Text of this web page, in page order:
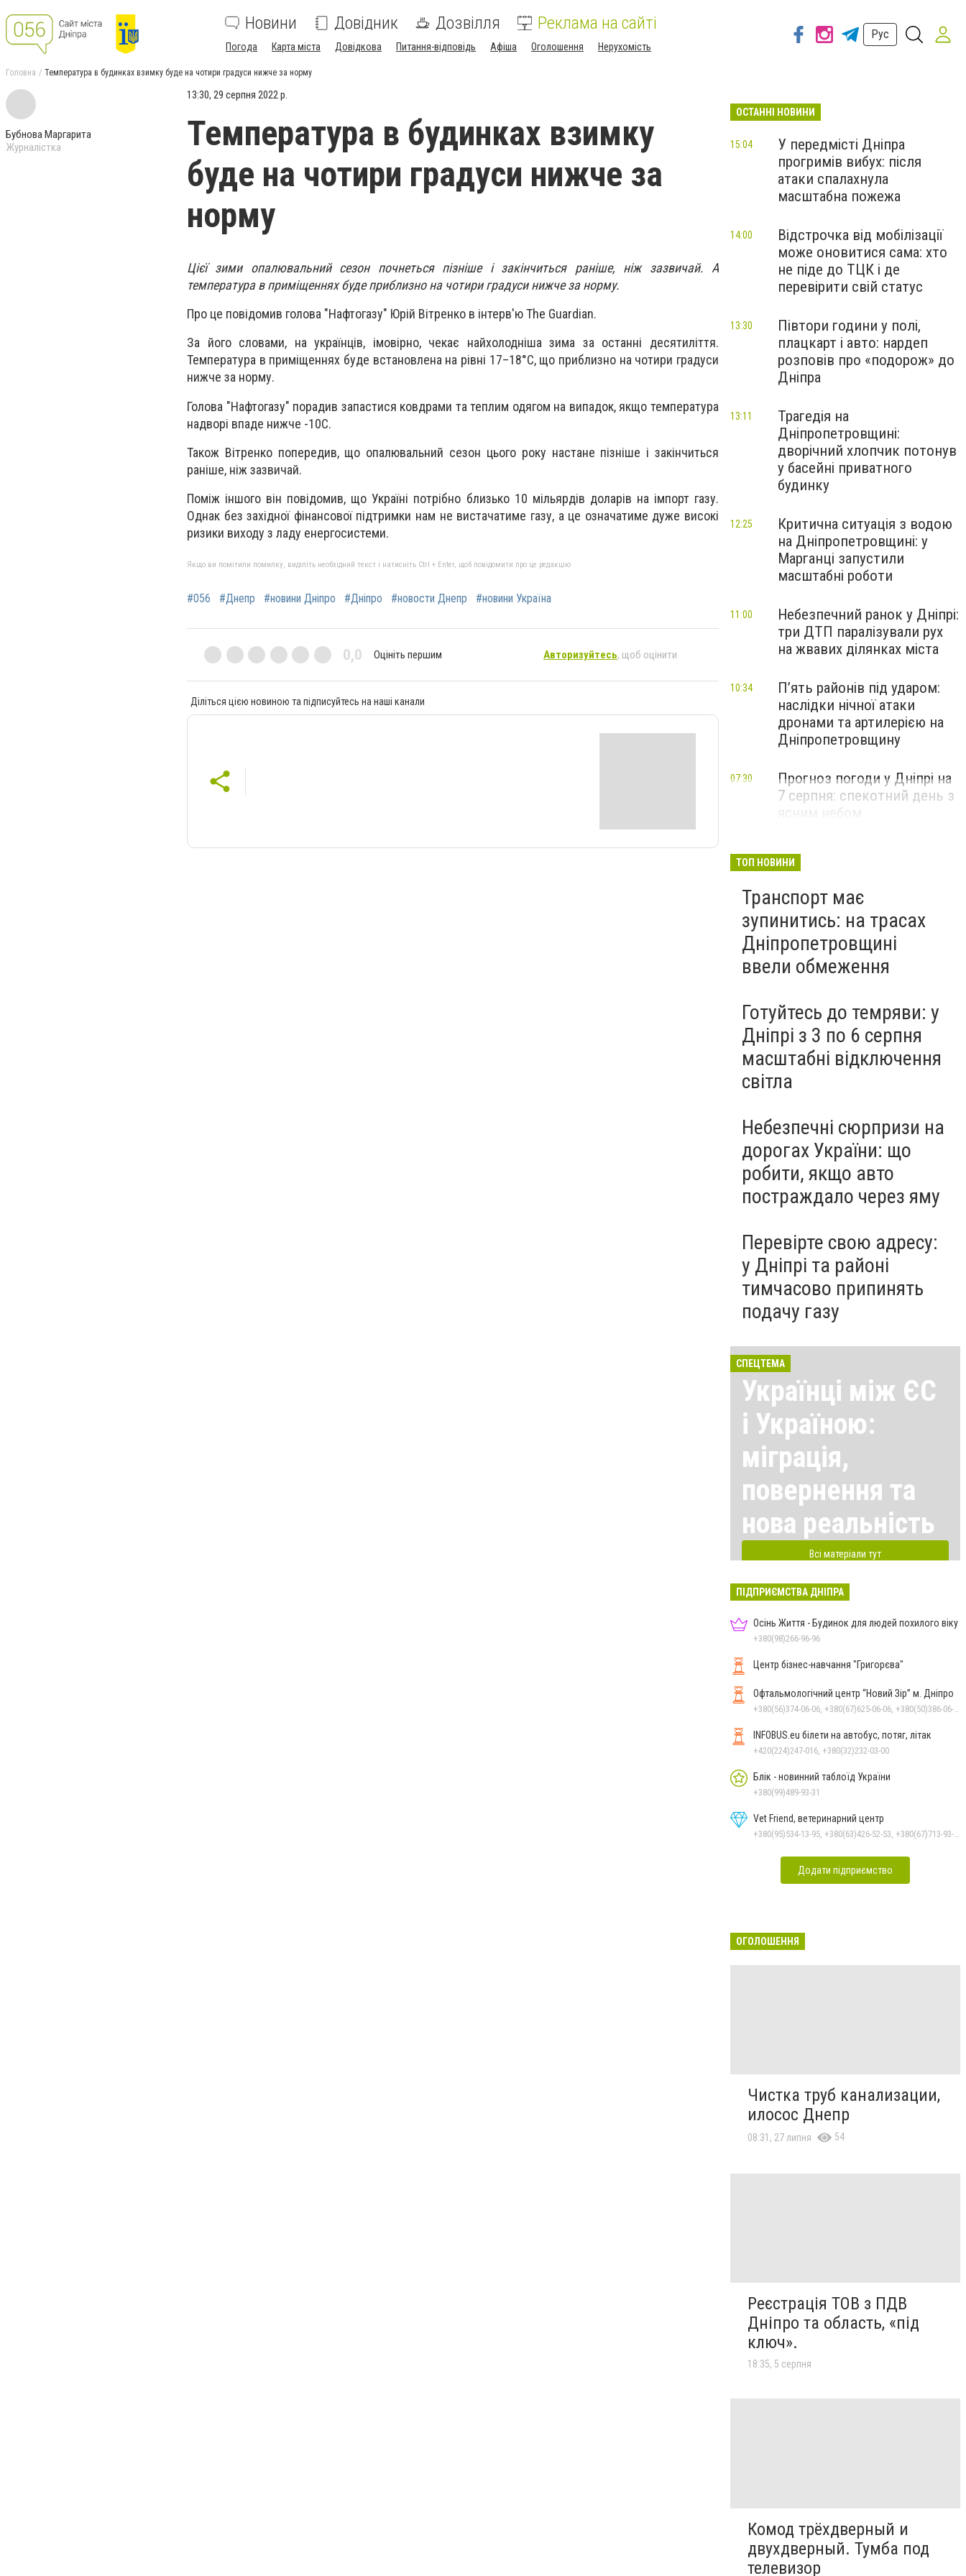
Новини Довідник Дозвілля Реклама на сайті
Погода Карта міста Довідкова Питання-відповідь Афіша Оголошення Нерухомість
Рус
Головна Температура в будинках взимку буде на чотири градуси нижче за норму
Бубнова Маргарита
Журналістка
13:30, 29 серпня 2022 р.
Температура в будинках взимку
буде на чотири градуси нижче за
норму
Цієї зими опалювальний сезон почнеться пізніше і закінчиться раніше, ніж зазвичай. А
температура в приміщеннях буде приблизно на чотири градуси нижче за норму.
Про це повідомив голова "Нафтогазу" Юрій Вітренко в інтерв'ю The Guardian.
За його словами, на українців, імовірно, чекає найхолодніша зима за останні десятиліття.
Температура в приміщеннях буде встановлена ​​на рівні 17–18°C, що приблизно на чотири градуси
нижче за норму.
Голова "Нафтогазу" порадив запастися ковдрами та теплим одягом на випадок, якщо температура
надворі впаде нижче -10С.
Також Вітренко попередив, що опалювальний сезон цього року настане пізніше і закінчиться
раніше, ніж зазвичай.
Поміж іншого він повідомив, що Україні потрібно близько 10 мільярдів доларів на імпорт газу.
Однак без західної фінансової підтримки нам не вистачатиме газу, а це означатиме дуже високі
ризики виходу з ладу енергосистеми.
Якщо ви помітили помилку, виділіть необхідний текст і натисніть Ctrl + Enter, щоб повідомити про це редакцію
#056 #Днепр #новини Дніпро #Дніпро #новости Днепр #новини Україна
0,0 Оцініть першим Авторизуйтесь, щоб оцінити
Діліться цією новиною та підписуйтесь на наші канали
ОСТАННІ НОВИНИ
У передмісті Дніпра
прогримів вибух: після
атаки спалахнула
масштабна пожежа
15:04
Відстрочка від мобілізації
може оновитися сама: хто
не піде до ТЦК і де
перевірити свій статус
14:00
Півтори години у полі,
плацкарт і авто: нардеп
розповів про «подорож» до
Дніпра
13:30
Трагедія на
Дніпропетровщині:
дворічний хлопчик потонув
у басейні приватного
будинку
13:11
Критична ситуація з водою
на Дніпропетровщині: у
Марганці запустили
масштабні роботи
12:25
Небезпечний ранок у Дніпрі:
три ДТП паралізували рух
на жвавих ділянках міста
11:00
П’ять районів під ударом:
наслідки нічної атаки
дронами та артилерією на
Дніпропетровщину
10:34
Прогноз погоди у Дніпрі на
7 серпня: спекотний день з
ясним небом
07:30
ТОП НОВИНИ
Транспорт має
зупинитись: на трасах
Дніпропетровщині
ввели обмеження
Готуйтесь до темряви: у
Дніпрі з 3 по 6 серпня
масштабні відключення
світла
Небезпечні сюрпризи на
дорогах України: що
робити, якщо авто
постраждало через яму
Перевірте свою адресу:
у Дніпрі та районі
тимчасово припинять
подачу газу
СПЕЦТЕМА
Українці між ЄС
і Україною:
міграція,
повернення та
нова реальність
Всі матеріали тут
ПІДПРИЄМСТВА ДНІПРА
Осінь Життя - Будинок для людей похилого віку
+380(98)266-96-96
Центр бізнес-навчання "Григорєва"
Офтальмологічний центр “Новий Зір” м. Дніпро
INFOBUS.eu білети на автобус, потяг, літак
+420(224)247-016, +380(32)232-03-00
Блік - новинний таблоїд України
+380(99)489-93-31
Vet Friend, ветеринарний центр
Додати підприємство
ОГОЛОШЕННЯ
Чистка труб канализации,
илосос Днепр
08:31, 27 липня 54
Реєстрація ТОВ з ПДВ
Дніпро та область, «під
ключ».
18:35, 5 серпня
Комод трёхдверный и
двухдверный. Тумба под
телевизор